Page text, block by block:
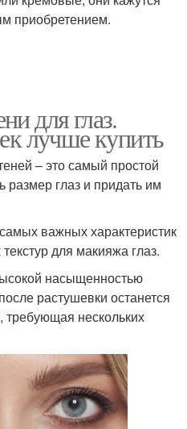
приобретением.
для глаз.
лучше купить
– это самый простой
размер глаз и придать им
важных характеристик
для макияжа глаз.
насыщенностью
растушевки останется
требующая нескольких